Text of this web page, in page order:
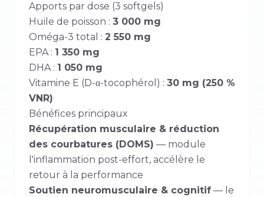
Apports par dose (3 softgels)
Huile de poisson : 3 000 mg
Oméga-3 total : 2 550 mg
EPA : 1 350 mg
DHA : 1 050 mg
Vitamine E (D-α-tocophérol) : 30 mg (250 %
VNR)
Bénéfices principaux
Récupération musculaire & réduction
des courbatures (DOMS) — module
l'inflammation post-effort, accélère le
retour à la performance
Soutien neuromusculaire & cognitif — le